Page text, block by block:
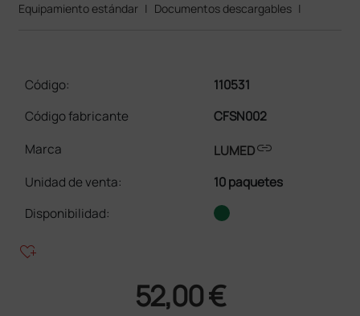
Equipamiento estándar | Documentos descargables |
Código:
110531
Código fabricante
CFSN002
Marca
LUMEDlink
Unidad de venta:
10 paquetes
Disponibilidad:
heart_plus
52,00 €